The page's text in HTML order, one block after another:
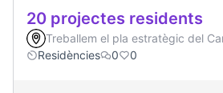
20 projectes residents
Treballem el pla estratègic del
Residències
0 0